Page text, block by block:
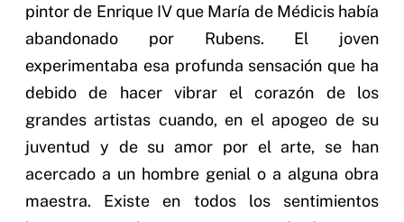
pintor de Enrique IV que María de Médicis había
abandonado por Rubens. El joven
experimentaba esa profunda sensación que ha
debido de hacer vibrar el corazón de los
grandes artistas cuando, en el apogeo de su
juventud y de su amor por el arte, se han
acercado a un hombre genial o a alguna obra
maestra. Existe en todos los sentimientos